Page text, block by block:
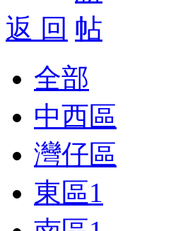
返 回
全部
中西區
灣仔區
東區1